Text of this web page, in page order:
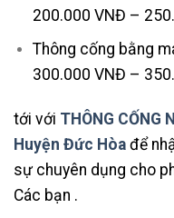
200.000 VNĐ –
Thông cống bằng
300.000 VNĐ –
tới với THÔNG CỐNG
Huyện Đức Hòa để
sự chuyên dụng cho
Các bạn .